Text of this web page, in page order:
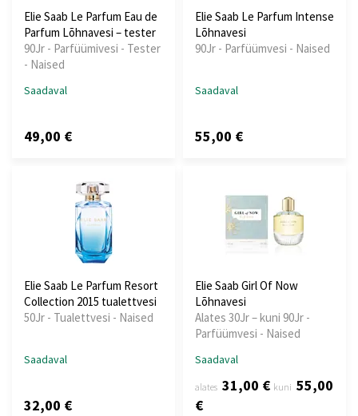
Elie Saab Le Parfum Eau de
Parfum Lõhnavesi – tester
90Jr - Parfüümivesi - Tester
- Naised
Saadaval
49,00 €
Elie Saab Le Parfum Intense
Lõhnavesi
90Jr - Parfüümvesi - Naised
Saadaval
55,00 €
Elie Saab Le Parfum Resort
Collection 2015 tualettvesi
50Jr - Tualettvesi - Naised
Saadaval
32,00 €
Elie Saab Girl Of Now
Lõhnavesi
Alates 30Jr – kuni 90Jr -
Parfüümvesi - Naised
Saadaval
alates 31,00 € kuni 55,00
€